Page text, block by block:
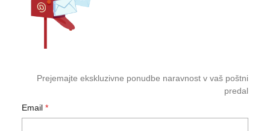
Prejemajte ekskluzivne ponudbe naravnost v vaš poštni
predal
Email